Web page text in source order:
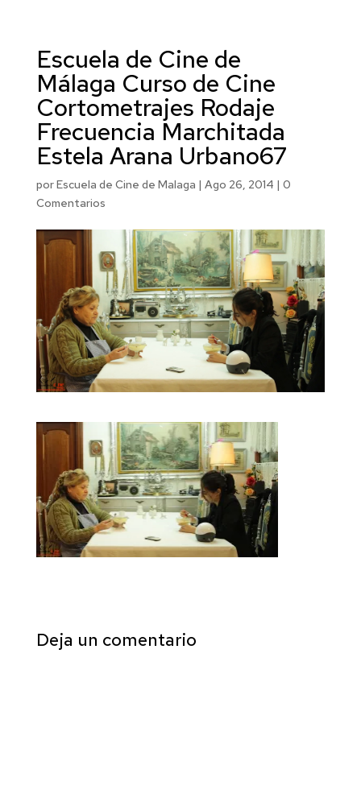
Escuela de Cine de
Málaga Curso de Cine
Cortometrajes Rodaje
Frecuencia Marchitada
Estela Arana Urbano67
porEscuela de Cine de Malaga | Ago 26, 2014 | 0
Comentarios
Deja un comentario